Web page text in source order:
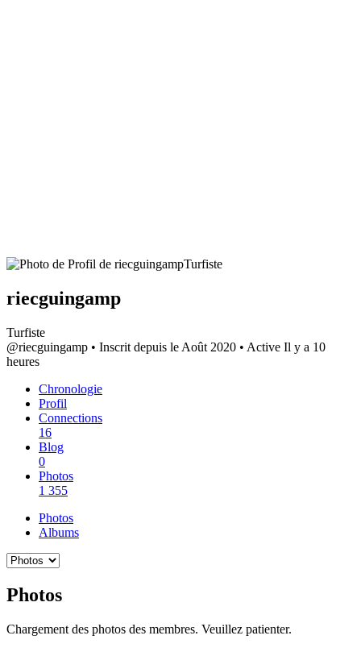
Turfiste
riecguingamp
Turfiste
@riecguingamp • Inscrit depuis le Août 2020 • Active Il y a 10
heures
Chronologie
Profil
Connections
16
Blog
0
Photos
1 355
Photos
Albums
Photos
Chargement des photos des membres. Veuillez patienter.